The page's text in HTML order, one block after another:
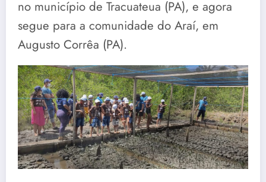
no município de Tracuateua (PA), e agora
segue para a comunidade do Araí, em
Augusto Corrêa (PA).